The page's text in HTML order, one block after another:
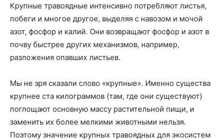
Крупные травоядные интенсивно потребляют листья,
побеги и многое другое, выделяя с навозом и мочой
азот, фосфор и калий. Они возвращают фосфор и азот в
почву быстрее других механизмов, например,
разложения опавших листьев.
Мы не зря сказали слово «крупные». Именно существа
крупнее ста килограммов (там, где они существуют)
поглощают основную массу растительной пищи, и
заменить их более мелкими животными нельзя.
Поэтому значение крупных травоядных для экосистем